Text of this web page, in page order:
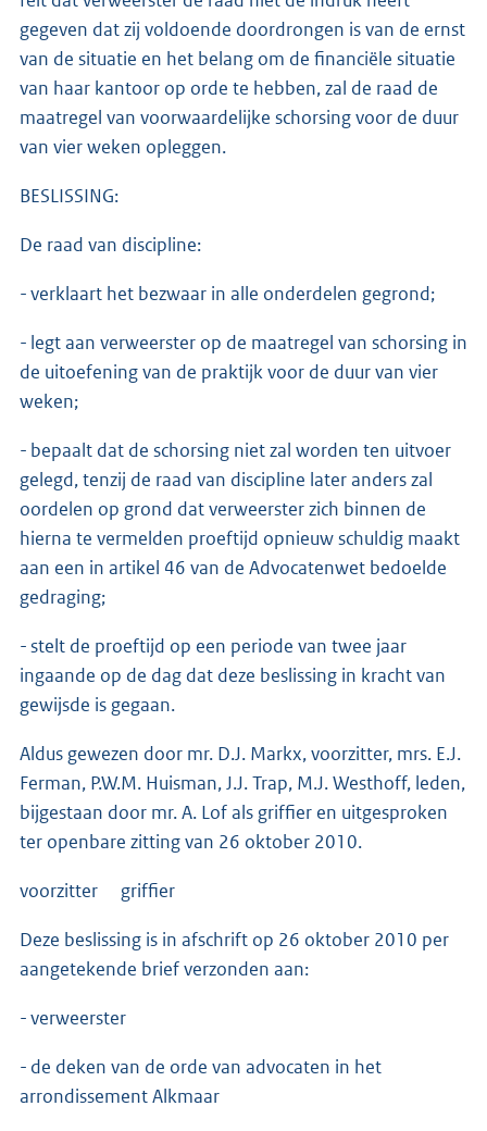
gegeven dat zij voldoende doordrongen is van de ernst
van de situatie en het belang om de financiële situatie
van haar kantoor op orde te hebben, zal de raad de
maatregel van voorwaardelijke schorsing voor de duur
van vier weken opleggen.
BESLISSING:
De raad van discipline:
- verklaart het bezwaar in alle onderdelen gegrond;
- legt aan verweerster op de maatregel van schorsing in
de uitoefening van de praktijk voor de duur van vier
weken;
- bepaalt dat de schorsing niet zal worden ten uitvoer
gelegd, tenzij de raad van discipline later anders zal
oordelen op grond dat verweerster zich binnen de
hierna te vermelden proeftijd opnieuw schuldig maakt
aan een in artikel 46 van de Advocatenwet bedoelde
gedraging;
- stelt de proeftijd op een periode van twee jaar
ingaande op de dag dat deze beslissing in kracht van
gewijsde is gegaan.
Aldus gewezen door mr. D.J. Markx, voorzitter, mrs. E.J.
Ferman, P.W.M. Huisman, J.J. Trap, M.J. Westhoff, leden,
bijgestaan door mr. A. Lof als griffier en uitgesproken
ter openbare zitting van 26 oktober 2010.
voorzitter griffier
Deze beslissing is in afschrift op 26 oktober 2010 per
aangetekende brief verzonden aan:
- verweerster
- de deken van de orde van advocaten in het
arrondissement Alkmaar